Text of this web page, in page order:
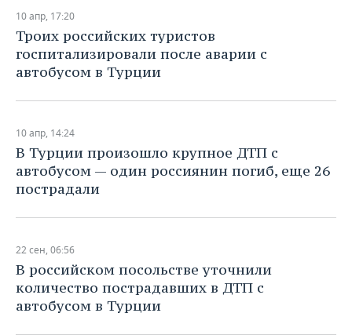
10 апр, 17:20
Троих российских туристов
госпитализировали после аварии с
автобусом в Турции
10 апр, 14:24
В Турции произошло крупное ДТП с
автобусом — один россиянин погиб, еще 26
пострадали
22 сен, 06:56
В российском посольстве уточнили
количество пострадавших в ДТП с
автобусом в Турции